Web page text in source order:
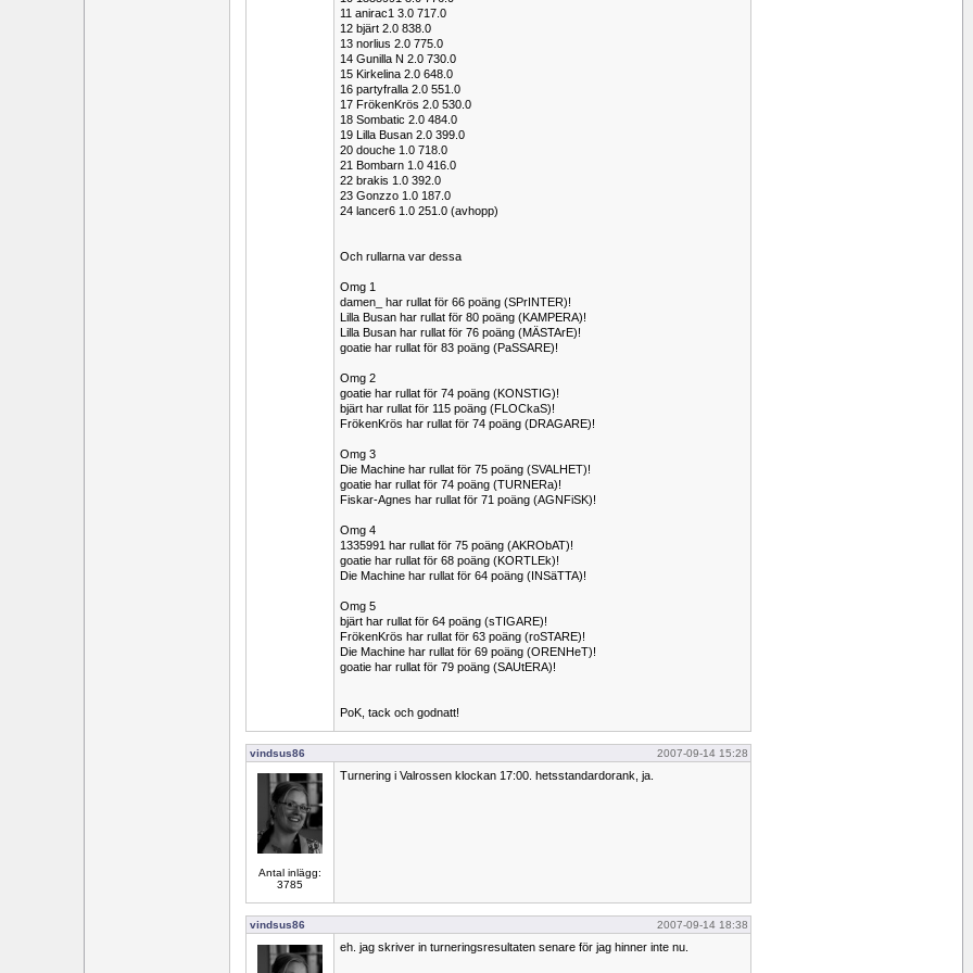
11 anirac1 3.0 717.0
12 bjärt 2.0 838.0
13 norlius 2.0 775.0
14 Gunilla N 2.0 730.0
15 Kirkelina 2.0 648.0
16 partyfralla 2.0 551.0
17 FrökenKrös 2.0 530.0
18 Sombatic 2.0 484.0
19 Lilla Busan 2.0 399.0
20 douche 1.0 718.0
21 Bombarn 1.0 416.0
22 brakis 1.0 392.0
23 Gonzzo 1.0 187.0
24 lancer6 1.0 251.0 (avhopp)
Och rullarna var dessa
Omg 1
damen_ har rullat för 66 poäng (SPrINTER)!
Lilla Busan har rullat för 80 poäng (KAMPERA)!
Lilla Busan har rullat för 76 poäng (MÄSTArE)!
goatie har rullat för 83 poäng (PaSSARE)!
Omg 2
goatie har rullat för 74 poäng (KONSTIG)!
bjärt har rullat för 115 poäng (FLOCkaS)!
FrökenKrös har rullat för 74 poäng (DRAGARE)!
Omg 3
Die Machine har rullat för 75 poäng (SVALHET)!
goatie har rullat för 74 poäng (TURNERa)!
Fiskar-Agnes har rullat för 71 poäng (AGNFiSK)!
Omg 4
1335991 har rullat för 75 poäng (AKRObAT)!
goatie har rullat för 68 poäng (KORTLEk)!
Die Machine har rullat för 64 poäng (INSäTTA)!
Omg 5
bjärt har rullat för 64 poäng (sTIGARE)!
FrökenKrös har rullat för 63 poäng (roSTARE)!
Die Machine har rullat för 69 poäng (ORENHeT)!
goatie har rullat för 79 poäng (SAUtERA)!
PoK, tack och godnatt!
vindsus86 2007-09-14 15:28
Antal inlägg:
3785
Turnering i Valrossen klockan 17:00. hetsstandardorank, ja.
vindsus86 2007-09-14 18:38
eh. jag skriver in turneringsresultaten senare för jag hinner inte nu.